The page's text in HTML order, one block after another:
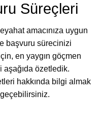
Süreçleri
amacınıza uygun
başvuru sürecinizi
en yaygın göçmen
özetledik.
hakkında bilgi almak